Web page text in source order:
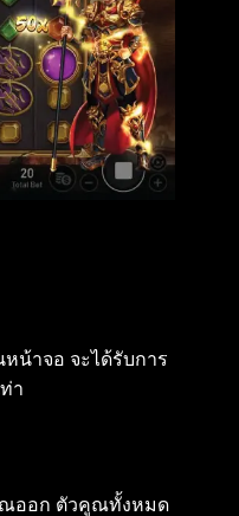
าจอ จะได้รับการ
า
ออก ตัวคูณทั้งหมด